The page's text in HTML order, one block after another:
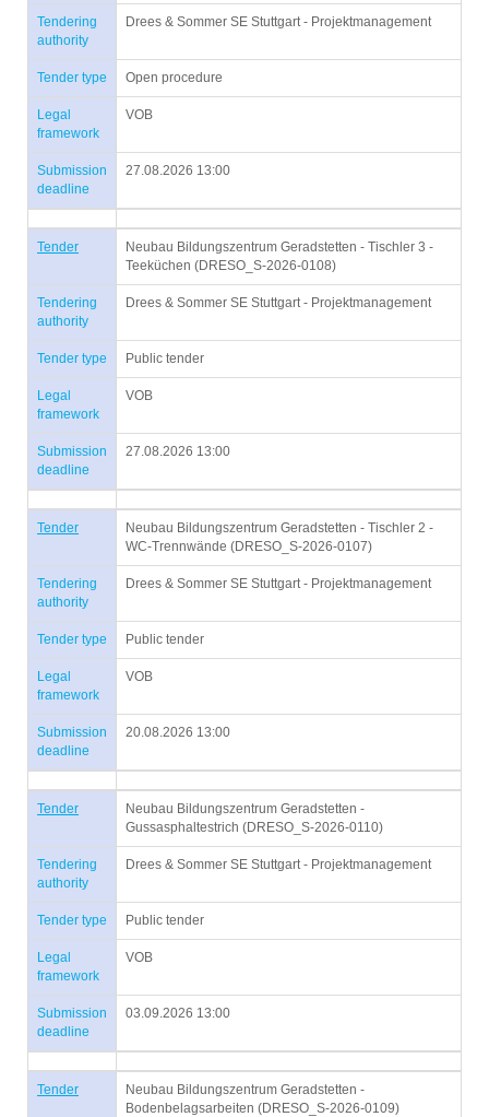
Tendering
authority
Drees & Sommer SE Stuttgart - Projektmanagement
Tender type Open procedure
Legal
framework
VOB
Submission
deadline
27.08.2026 13:00
Tender
Neubau Bildungszentrum Geradstetten - Tischler 3 -
Teeküchen (DRESO_S-2026-0108)
Tendering
authority
Drees & Sommer SE Stuttgart - Projektmanagement
Tender type Public tender
Legal
framework
VOB
Submission
deadline
27.08.2026 13:00
Tender
Neubau Bildungszentrum Geradstetten - Tischler 2 -
WC-Trennwände (DRESO_S-2026-0107)
Tendering
authority
Drees & Sommer SE Stuttgart - Projektmanagement
Tender type Public tender
Legal
framework
VOB
Submission
deadline
20.08.2026 13:00
Tender
Neubau Bildungszentrum Geradstetten -
Gussasphaltestrich (DRESO_S-2026-0110)
Tendering
authority
Drees & Sommer SE Stuttgart - Projektmanagement
Tender type Public tender
Legal
framework
VOB
Submission
deadline
03.09.2026 13:00
Tender
Neubau Bildungszentrum Geradstetten -
Bodenbelagsarbeiten (DRESO_S-2026-0109)